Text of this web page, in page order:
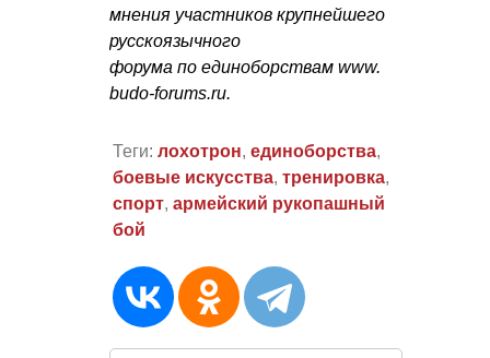
мнения участников крупнейшего
русскоязычного
форума по единоборствам www.
budo-forums.ru.
Теги: лохотрон, единоборства,
боевые искусства, тренировка,
спорт, армейский рукопашный
бой